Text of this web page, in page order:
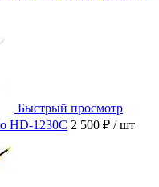
Быстрый просмотр
HD-1230C 2 500 ₽ / шт